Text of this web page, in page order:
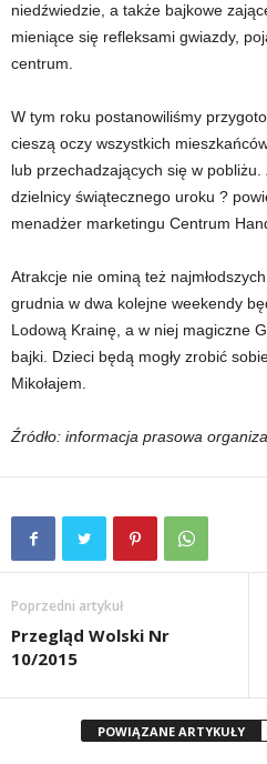
niedźwiedzie, a także bajkowe
mieniące się refleksami gwiazdy,
centrum.
W tym roku postanowiliśmy
cieszą oczy wszystkich
lub przechadzających się w
dzielnicy świątecznego uroku ?
menadżer marketingu Centrum
Atrakcje nie ominą też
grudnia w dwa kolejne weekendy
Lodową Krainę, a w niej magiczne
bajki. Dzieci będą mogły zrobić
Mikołajem.
Źródło: informacja prasowa
Poprzedni artykuł
Przegląd Wolski Nr
10/2015
POWIĄZANE ARTYKUŁY